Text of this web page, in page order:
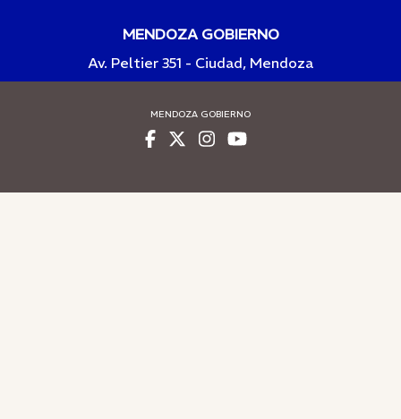
MENDOZA GOBIERNO
Av. Peltier 351 - Ciudad, Mendoza
MENDOZA GOBIERNO